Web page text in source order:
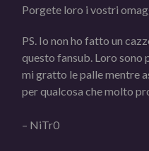
Porgete loro i vostri
PS. Io non ho fatto un
questo fansub. Loro sono
mi gratto le palle mentre
per qualcosa che molto
– NiTr0